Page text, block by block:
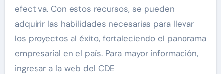
efectiva. Con estos recursos, se pueden
adquirir las habilidades necesarias para llevar
los proyectos al éxito, fortaleciendo el panorama
empresarial en el país. Para mayor información,
ingresar a la web del CDE